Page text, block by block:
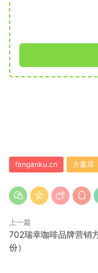
fanganku.cn 方案库
上一篇
702瑞幸咖啡品牌营销
份）